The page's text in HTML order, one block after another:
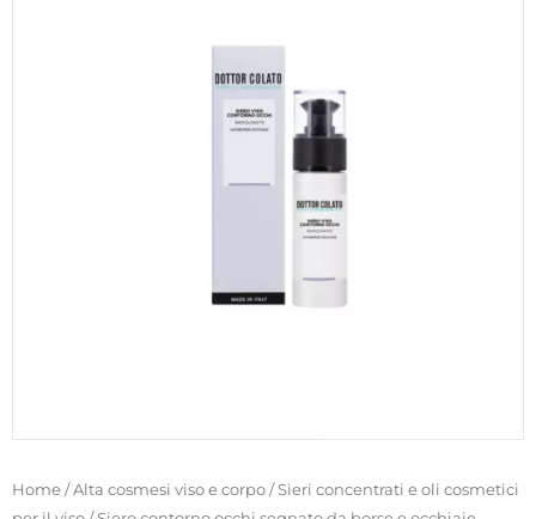
Home/Alta cosmesi viso e corpo/Sieri concentrati e oli cosmetici